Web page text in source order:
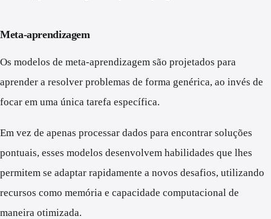
Meta-aprendizagem
Os modelos de meta-aprendizagem são projetados para
aprender a resolver problemas de forma genérica, ao invés de
focar em uma única tarefa específica.
Em vez de apenas processar dados para encontrar soluções
pontuais, esses modelos desenvolvem habilidades que lhes
permitem se adaptar rapidamente a novos desafios, utilizando
recursos como memória e capacidade computacional de
maneira otimizada.